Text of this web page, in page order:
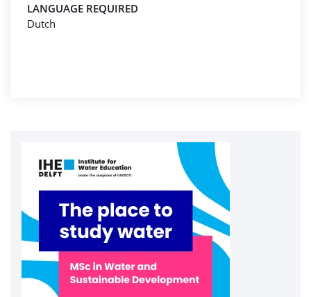
LANGUAGE REQUIRED
Dutch